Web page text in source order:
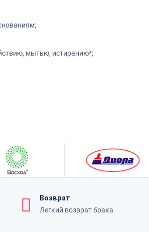
мытью, истиранию*;
Возврат
Легкий возврат брака